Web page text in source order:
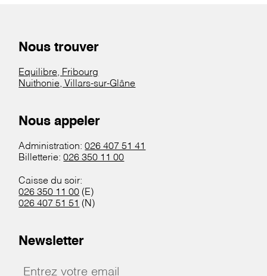
Nous trouver
Equilibre, Fribourg
Nuithonie, Villars-sur-Glâne
Nous appeler
Administration:026 407 51 41
Billetterie:026 350 11 00
Caisse du soir:
026 350 11 00 (E)
026 407 51 51 (N)
Newsletter